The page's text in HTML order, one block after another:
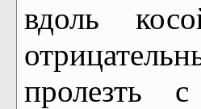
вдоль
пролезть